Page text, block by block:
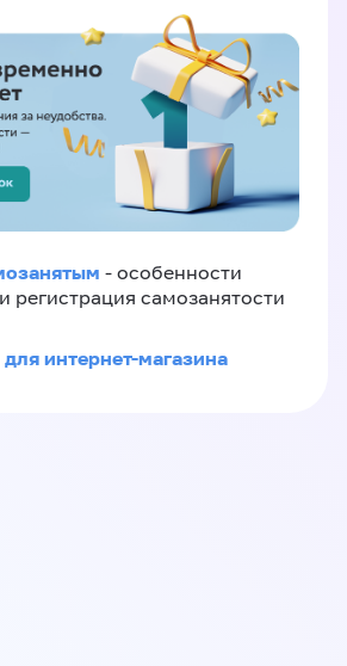
- особенности
регистрация самозанятости
для интернет-магазина